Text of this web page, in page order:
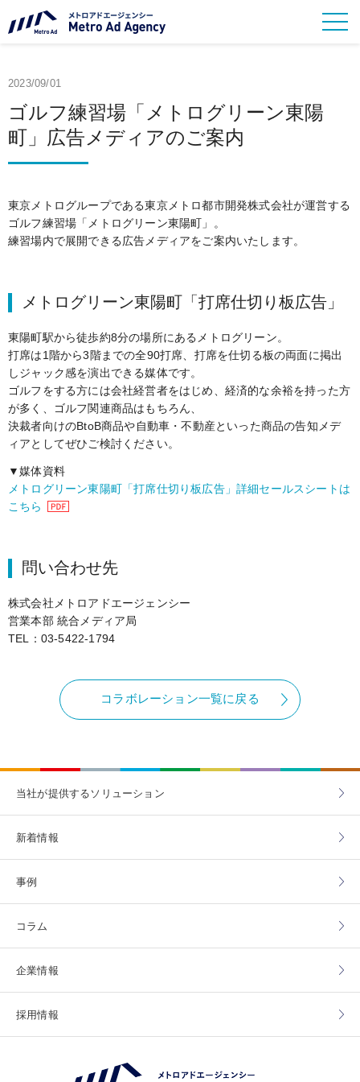
2023/09/01
ゴルフ練習場「メトログリーン東陽
町」広告メディアのご案内
東京メトログループである東京メトロ都市開発株式会社が運営する
ゴルフ練習場「メトログリーン東陽町」。
練習場内で展開できる広告メディアをご案内いたします。
メトログリーン東陽町「打席仕切り板広告」
東陽町駅から徒歩約8分の場所にあるメトログリーン。
打席は1階から3階までの全90打席、打席を仕切る板の両面に掲出
しジャック感を演出できる媒体です。
ゴルフをする方には会社経営者をはじめ、経済的な余裕を持った方
が多く、ゴルフ関連商品はもちろん、
決裁者向けのBtoB商品や自動車・不動産といった商品の告知メデ
ィアとしてぜひご検討ください。
▼媒体資料
メトログリーン東陽町「打席仕切り板広告」詳細セールスシートは
こちら
問い合わせ先
株式会社メトロアドエージェンシー
営業本部 統合メディア局
TEL：03-5422-1794
コラボレーション一覧に戻る
当社が提供する ソリューション
新着情報
事例
コラム
企業情報
採用情報